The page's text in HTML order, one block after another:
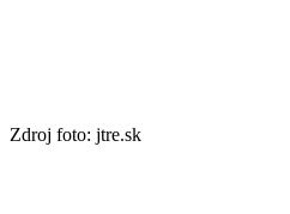
Zdroj foto: jtre.sk